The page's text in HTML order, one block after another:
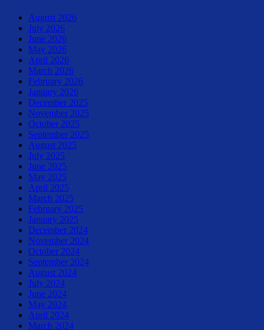
August 2026
July 2026
June 2026
May 2026
April 2026
March 2026
February 2026
January 2026
December 2025
November 2025
October 2025
September 2025
August 2025
July 2025
June 2025
May 2025
April 2025
March 2025
February 2025
January 2025
December 2024
November 2024
October 2024
September 2024
August 2024
July 2024
June 2024
May 2024
April 2024
March 2024